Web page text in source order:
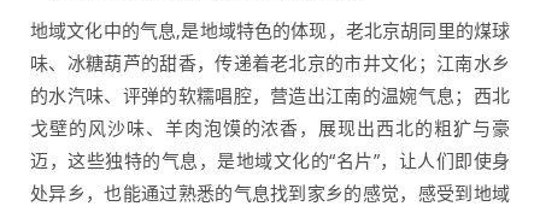
地域文化中的气息,是地域特色的体现，老北京胡同里的煤球
味、冰糖葫芦的甜香，传递着老北京的市井文化；江南水乡
的水汽味、评弹的软糯唱腔，营造出江南的温婉气息；西北
戈壁的风沙味、羊肉泡馍的浓香，展现出西北的粗犷与豪
迈，这些独特的气息，是地域文化的“名片”，让人们即使身
处异乡，也能通过熟悉的气息找到家乡的感觉，感受到地域